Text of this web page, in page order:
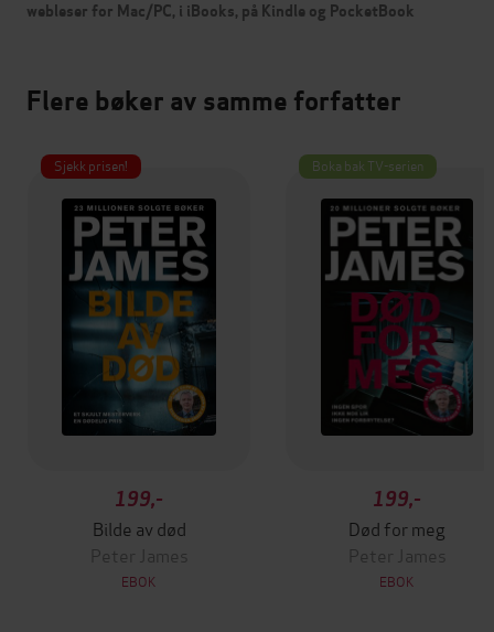
webleser for Mac/PC, i iBooks, på Kindle og PocketBook
Flere bøker av samme forfatter
Sjekk prisen!
199,-
Bilde av død
Peter James
EBOK
Boka bak TV-serien
199,-
Død for meg
Peter James
EBOK